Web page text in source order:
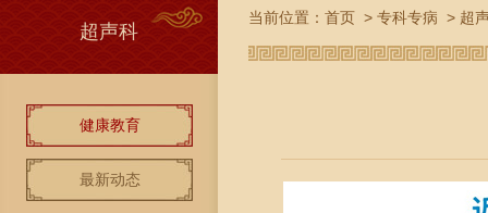
超声科
健康教育
最新动态
当前位置： 首页 > 专科专病 > 超